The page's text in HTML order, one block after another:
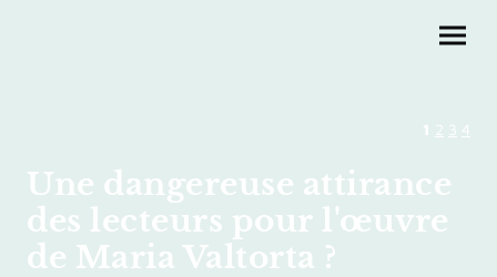
1 2 3 4
Une dangereuse attirance
des lecteurs pour l'œuvre
de Maria Valtorta ?